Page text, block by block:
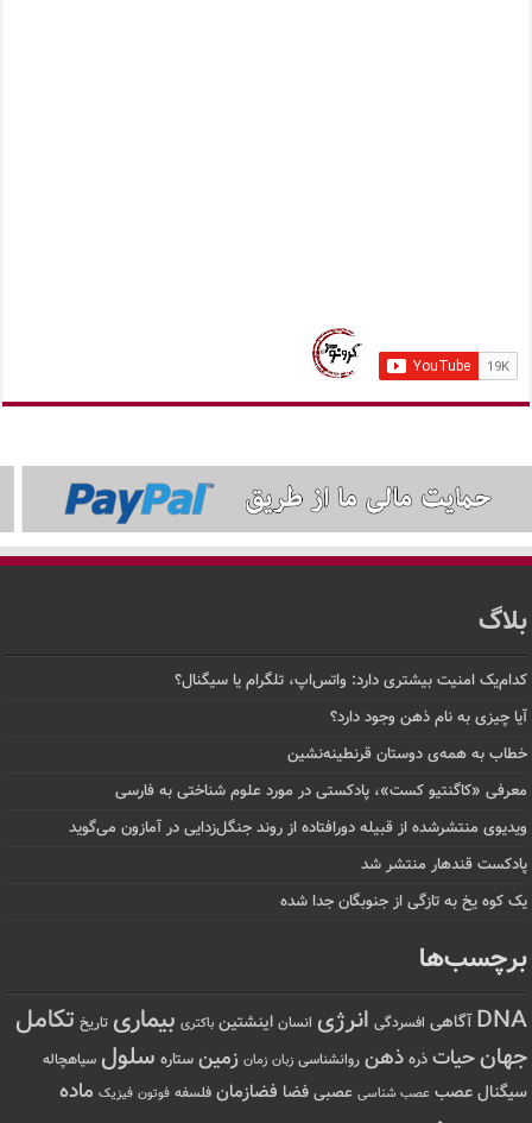
بلاگ
کدام‌یک امنیت بیشتری دارد: واتس‌اپ، تلگرام یا سیگنال؟
آیا چیزی به نام ذهن وجود دارد؟
خطاب به همه‌ی دوستان قرنطینه‌نشین
معرفی «کاگنتیو کست»، پادکستی در مورد علوم شناختی به فارسی
ویدیوی منتشرشده از قبیله دورافتاده‌ از روند جنگل‌زدایی در آمازون می‌گوید
پادکست قندهار منتشر شد
یک کوه یخ به تازگی از جنوبگان جدا شده
برچسب‌ها
DNA آگاهی افسردگی انرژی انسان اینشتین باکتری بیماری تاریخ تکامل
جهانحیات ذره ذهن روانشناسی زبان زمان زمین ستاره سلول سیاهچاله
سیگنال عصب عصب شناسی عصبی فضا فضازمان فلسفه فوتون فیزیک ماده